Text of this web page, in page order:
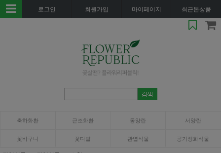
로그인 회원가입 마이페이지 최근본상품
축하화환 근조화환 동양란 서양란
꽃바구니 꽃다발 관엽식물 공기정화식물